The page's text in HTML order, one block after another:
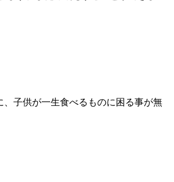
子供が一生食べるものに困る事が無